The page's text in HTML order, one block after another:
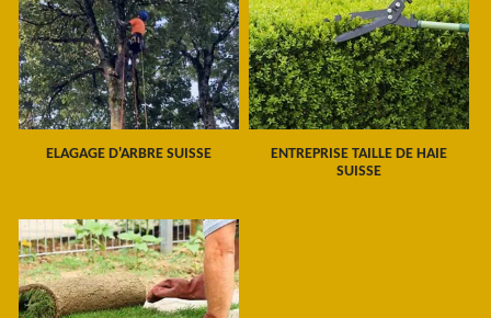
ELAGAGE D'ARBRE SUISSE
ENTREPRISE TAILLE DE HAIE
SUISSE